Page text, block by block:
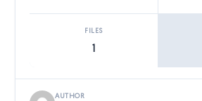
FILES
AUTHOR